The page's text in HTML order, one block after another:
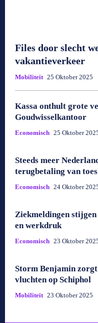
Files door slecht
vakantieverkeer
Mobiliteit 25 Oktober 2025
Kassa onthult grote
Goudwisselkantoor
Economisch 25 Oktober
Steeds meer
terugbetaling van
Economisch 24 Oktober
Ziekmeldingen
en werkdruk
Economisch 23 Oktober
Storm Benjamin
vluchten op Schiphol
Mobiliteit 23 Oktober 2025